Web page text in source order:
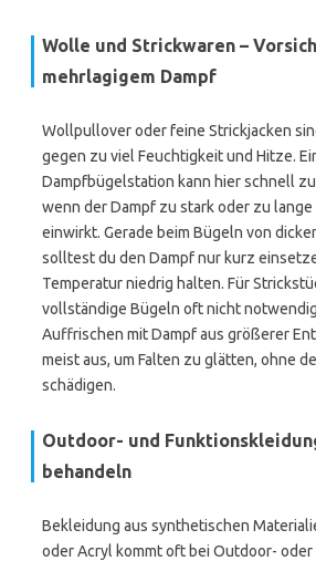
Wolle und Strickwaren –
mehrlagigem Dampf
Wollpullover oder feine Strickjacken
gegen zu viel Feuchtigkeit und Hitze.
Dampfbügelstation kann hier schnell
wenn der Dampf zu stark oder zu
einwirkt. Gerade beim Bügeln von
solltest du den Dampf nur kurz
Temperatur niedrig halten. Für
vollständige Bügeln oft nicht
Auffrischen mit Dampf aus größerer
meist aus, um Falten zu glätten, ohne
schädigen.
Outdoor- und
behandeln
Bekleidung aus synthetischen
oder Acryl kommt oft bei Outdoor- oder